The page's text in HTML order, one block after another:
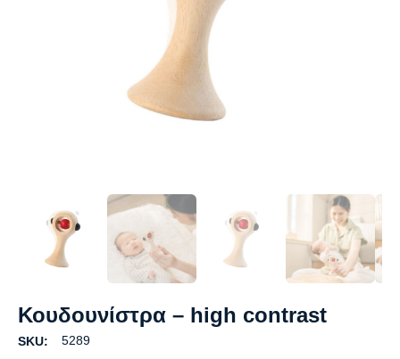
Κουδουνίστρα – high contrast
SKU: 5289